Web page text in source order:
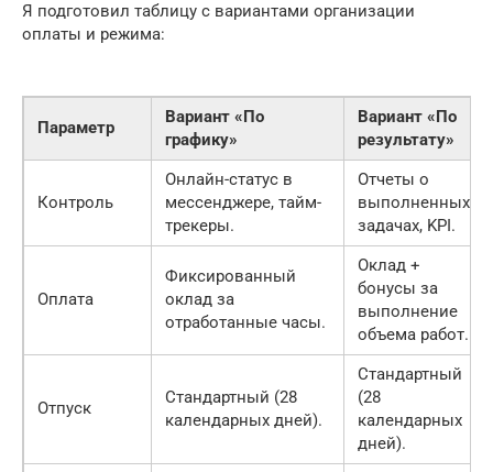
Я подготовил таблицу с вариантами организации
оплаты и режима:
Параметр
Вариант «По
графику»
Вариант «По
результату»
Контроль
Онлайн-статус в
мессенджере, тайм-
трекеры.
Отчеты о
выполненных
задачах, KPI.
Оплата
Фиксированный
оклад за
отработанные часы.
Оклад +
бонусы за
выполнение
объема работ.
Отпуск
Стандартный (28
календарных дней).
Стандартный
(28
календарных
дней).